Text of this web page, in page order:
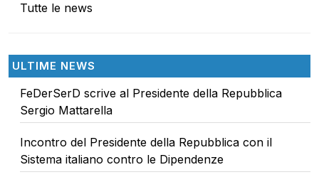
Tutte le news
ULTIME NEWS
FeDerSerD scrive al Presidente della Repubblica
Sergio Mattarella
Incontro del Presidente della Repubblica con il
Sistema italiano contro le Dipendenze